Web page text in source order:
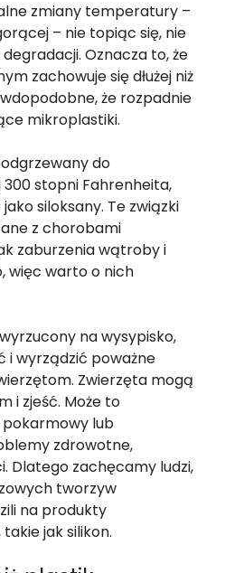
zmiany temperatury –
– nie topiąc się, nie
Oznacza to, że
zachowuje się dłużej niż
że rozpadnie
mikroplastiki.
do
stopni Fahrenheita,
siloksany. Te związki
z chorobami
zaburzenia wątroby i
więc warto o nich
na wysypisko,
i wyrządzić poważne
Zwierzęta mogą
i zjeść. Może to
pokarmowy lub
zdrowotne,
Dlatego zachęcamy ludzi,
tworzyw
na produkty
jak silikon.